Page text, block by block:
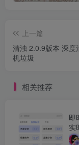
上一篇
清浊 2.0.9版本 深度
机垃圾
相关推荐
即
实